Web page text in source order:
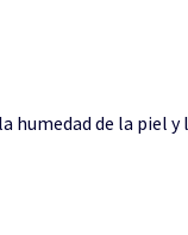
humedad de la piel